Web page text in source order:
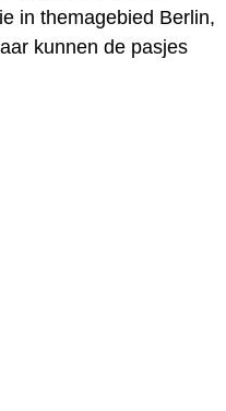
in themagebied Berlin,
kunnen de pasjes